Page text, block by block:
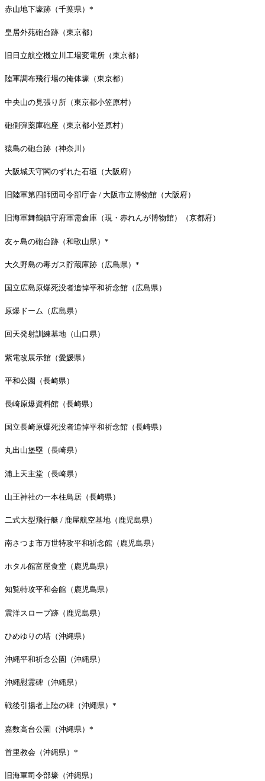
赤山地下壕跡（千葉県）*
皇居外苑砲台跡（東京都）
旧日立航空機立川工場変電所（東京都）
陸軍調布飛行場の掩体壕（東京都）
中央山の見張り所（東京都小笠原村）
砲側弾薬庫砲座（東京都小笠原村）
猿島の砲台跡（神奈川）
大阪城天守閣のずれた石垣（大阪府）
旧陸軍第四師団司令部庁舎 / 大阪市立博物館（大阪府）
旧海軍舞鶴鎮守府軍需倉庫（現・赤れんが博物館）（京都府）
友ヶ島の砲台跡（和歌山県）*
大久野島の毒ガス貯蔵庫跡（広島県）*
国立広島原爆死没者追悼平和祈念館（広島県）
原爆ドーム（広島県）
回天発射訓練基地（山口県）
紫電改展示館（愛媛県）
平和公園（長崎県）
長崎原爆資料館（長崎県）
国立長崎原爆死没者追悼平和祈念館（長崎県）
丸出山堡塁（長崎県）
浦上天主堂（長崎県）
山王神社の一本柱鳥居（長崎県）
二式大型飛行艇 / 鹿屋航空基地（鹿児島県）
南さつま市万世特攻平和祈念館（鹿児島県）
ホタル館富屋食堂（鹿児島県）
知覧特攻平和会館（鹿児島県）
震洋スロープ跡（鹿児島県）
ひめゆりの塔（沖縄県）
沖縄平和祈念公園（沖縄県）
沖縄慰霊碑（沖縄県）
戦後引揚者上陸の碑（沖縄県）*
嘉数高台公園（沖縄県）*
首里教会（沖縄県）*
旧海軍司令部壕（沖縄県）